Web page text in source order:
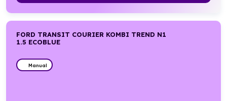
FORD TRANSIT COURIER KOMBI TREND N1
1.5 ECOBLUE
Manual